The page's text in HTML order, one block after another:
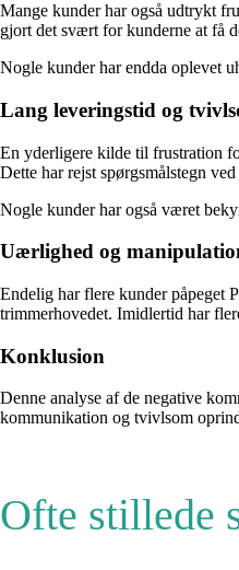
Mange kunder har også udtrykt
gjort det svært for kunderne at få
Nogle kunder har endda oplevet
Lang leveringstid og
En yderligere kilde til frustration
Dette har rejst spørgsmålstegn
Nogle kunder har også været
Uærlighed og
Endelig har flere kunder påpeget
trimmerhovedet. Imidlertid har
Konklusion
Denne analyse af de negative
kommunikation og tvivlsom
Ofte stillede